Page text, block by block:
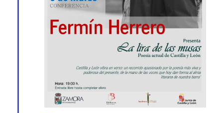
Featured
3 marzo 19:00 20:00